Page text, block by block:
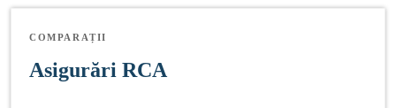
COMPARAȚII
Asigurări RCA